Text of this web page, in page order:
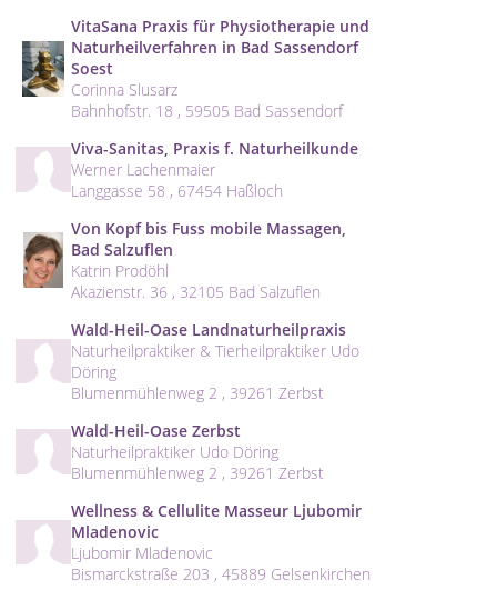
VitaSana Praxis für Physiotherapie und
Naturheilverfahren in Bad Sassendorf
Soest
Corinna Slusarz
Bahnhofstr. 18 , 59505 Bad Sassendorf
Viva-Sanitas, Praxis f. Naturheilkunde
Werner Lachenmaier
Langgasse 58 , 67454 Haßloch
Von Kopf bis Fuss mobile Massagen,
Bad Salzuflen
Katrin Prodöhl
Akazienstr. 36 , 32105 Bad Salzuflen
Wald-Heil-Oase Landnaturheilpraxis
Naturheilpraktiker & Tierheilpraktiker Udo
Döring
Blumenmühlenweg 2 , 39261 Zerbst
Wald-Heil-Oase Zerbst
Naturheilpraktiker Udo Döring
Blumenmühlenweg 2 , 39261 Zerbst
Wellness & Cellulite Masseur Ljubomir
Mladenovic
Ljubomir Mladenovic
Bismarckstraße 203 , 45889 Gelsenkirchen